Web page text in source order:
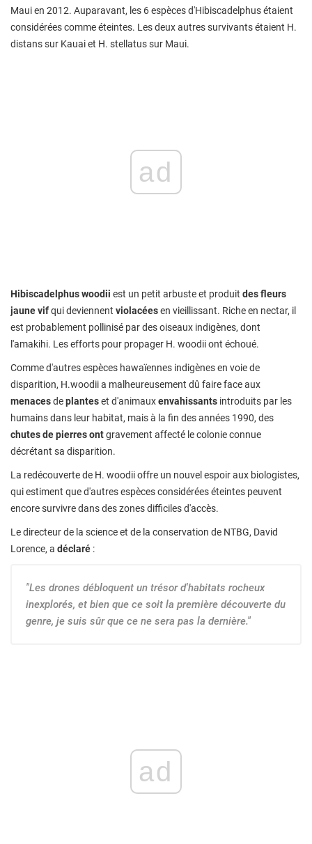
Maui en 2012. Auparavant, les 6 espèces d'Hibiscadelphus étaient
considérées comme éteintes. Les deux autres survivants étaient H.
distans sur Kauai et H. stellatus sur Maui.
ad
Hibiscadelphus woodii est un petit arbuste et produit des fleurs
jaune vifqui deviennent violacéesen vieillissant. Riche en nectar, il
est probablement pollinisé par des oiseaux indigènes, dont
l'amakihi. Les efforts pour propager H. woodii ont échoué.
Comme d'autres espèces hawaïennes indigènes en voie de
disparition, H.woodii a malheureusement dû faire face aux
menacesdeplanteset d'animauxenvahissants introduits par les
humains dans leur habitat, mais à la fin des années 1990, des
chutes de pierres ontgravement affecté le colonie connue
décrétant sa disparition.
La redécouverte de H. woodii offre un nouvel espoir aux biologistes,
qui estiment que d'autres espèces considérées éteintes peuvent
encore survivre dans des zones difficiles d'accès.
Le directeur de la science et de la conservation de NTBG, David
Lorence, a déclaré :
"Les drones débloquent un trésor d'habitats rocheux
inexplorés, et bien que ce soit la première découverte du
genre, je suis sûr que ce ne sera pas la dernière."
ad